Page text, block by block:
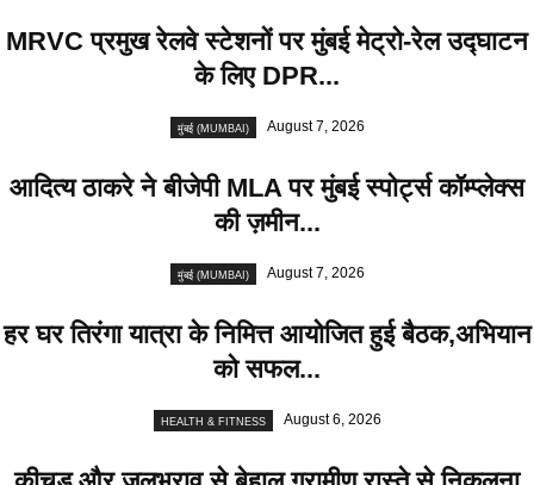
MRVC प्रमुख रेलवे स्टेशनों पर मुंबई मेट्रो-रेल उद्घाटन
के लिए DPR...
मुंबई (MUMBAI) August 7, 2026
आदित्य ठाकरे ने बीजेपी MLA पर मुंबई स्पोर्ट्स कॉम्प्लेक्स
की ज़मीन...
मुंबई (MUMBAI) August 7, 2026
हर घर तिरंगा यात्रा के निमित्त आयोजित हुई बैठक,अभियान
को सफल...
HEALTH & FITNESS August 6, 2026